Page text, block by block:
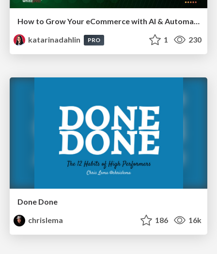
How to Grow Your eCommerce with AI & Automation
katarinadahlin
PRO 1 230
Done Done
chrislema
186 16k